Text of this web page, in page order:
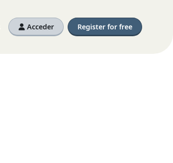
Acceder Register for free